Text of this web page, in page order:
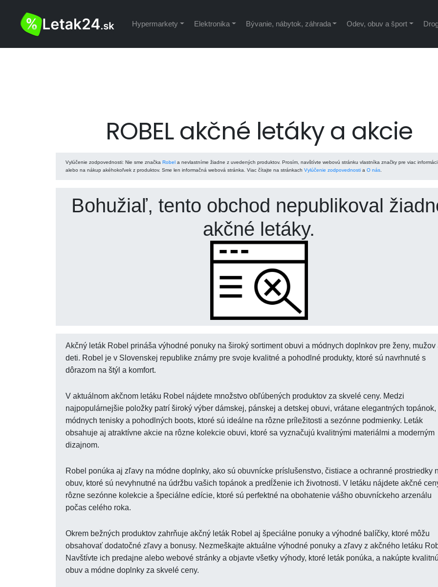
Hypermarkety Elektronika Bývanie, nábytok, záhrada Odev, obuv a šport
ROBEL akčné letáky a akcie
Vylúčenie zodpovednosti: Nie sme značka Robel a nevlastníme žiadne z uvedených produktov. Prosím, navštívte webovú stránku vlastníka značky pre viac
alebo na nákup akéhokoľvek z produktov. Sme len informačná webová stránka. Viac čítajte na stránkach Vylúčenie zodpovednosti a O nás
Bohužiaľ, tento obchod nepublikoval
akčné letáky.
Akčný leták Robel prináša výhodné ponuky na široký sortiment obuvi a módnych doplnkov pre ženy, mužov
deti. Robel je v Slovenskej republike známy pre svoje kvalitné a pohodlné produkty, ktoré sú navrhnuté s
dôrazom na štýl a komfort.
V aktuálnom akčnom letáku Robel nájdete množstvo obľúbených produktov za skvelé ceny. Medzi
najpopulárnejšie položky patrí široký výber dámskej, pánskej a detskej obuvi, vrátane elegantných topánok,
módnych tenisky a pohodlných boots, ktoré sú ideálne na rôzne príležitosti a sezónne podmienky. Leták
obsahuje aj atraktívne akcie na rôzne kolekcie obuvi, ktoré sa vyznačujú kvalitnými materiálmi a moderným
dizajnom.
Robel ponúka aj zľavy na módne doplnky, ako sú obuvnícke príslušenstvo, čistiace a ochranné prostriedky
obuv, ktoré sú nevyhnutné na údržbu vašich topánok a predĺženie ich životnosti. V letáku nájdete akčné
rôzne sezónne kolekcie a špeciálne edície, ktoré sú perfektné na obohatenie vášho obuvníckeho arzenálu
počas celého roka.
Okrem bežných produktov zahrňuje akčný leták Robel aj špeciálne ponuky a výhodné balíčky, ktoré môžu
obsahovať dodatočné zľavy a bonusy. Nezmeškajte aktuálne výhodné ponuky a zľavy z akčného letáku
Navštívte ich predajne alebo webové stránky a objavte všetky výhody, ktoré leták ponúka, a nakúpte
obuv a módne doplnky za skvelé ceny.